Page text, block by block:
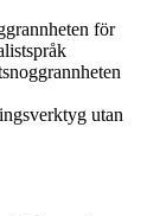
för
utan